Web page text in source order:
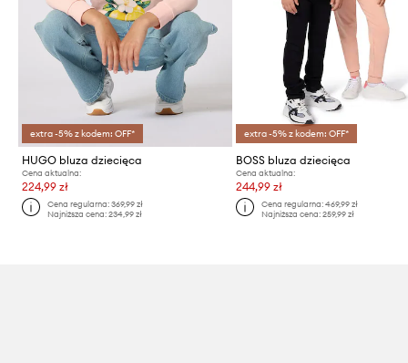
extra -5% z kodem: OFF*
HUGO bluza dziecięca
Cena aktualna:
224,99 zł
Cena regularna:369,99 zł
Najniższa cena:234,99 zł
extra -5% z kodem: OFF*
BOSS bluza dziecięca
Cena aktualna:
244,99 zł
Cena regularna: 469,99 zł
Najniższa cena: 259,99 zł